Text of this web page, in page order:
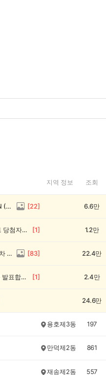
지역 정보 조회
전원 1,000캐시! 🥳 우리 동네 썰전 14회차 OPEN (~8/17) [22] 6.6만
💰[당첨자 발표] 26회차 우리 동네 정보왕 이벤트 당첨자를 발표합니다! [1] 1.2만
💸 전원 2,000캐시 지급! 우리 동네 정보왕 27회차 (~8/10) [83] 22.4만
💰[당첨자 발표] 우리 동네 썰전 12회차 당첨자를 발표합니다! [1] 2.4만
24.6만
용호제3동 197
만덕제2동 861
재송제2동 557